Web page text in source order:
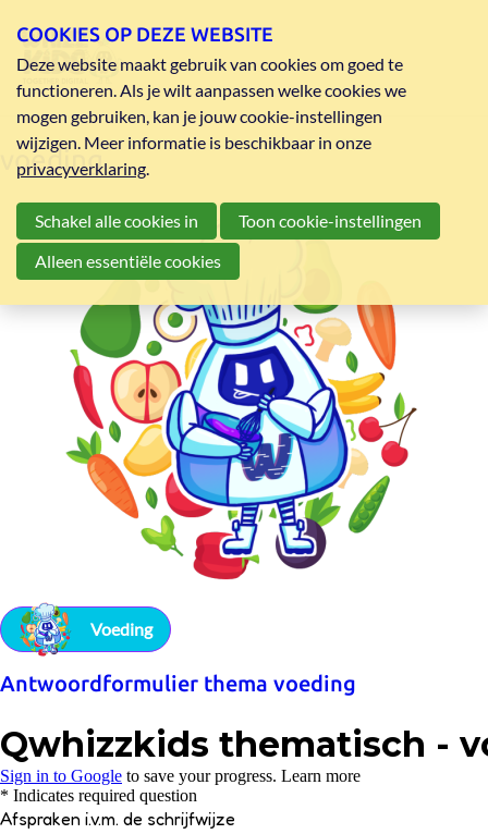
voeding
Voeding
Antwoordformulier thema voeding
COOKIES OP DEZE WEBSITE
Deze website maakt gebruik van cookies om goed te
functioneren. Als je wilt aanpassen welke cookies we
mogen gebruiken, kan je jouw cookie-instellingen
wijzigen. Meer informatie is beschikbaar in onze
privacyverklaring.
Schakel alle cookies in
Toon cookie-instellingen
Alleen essentiële cookies